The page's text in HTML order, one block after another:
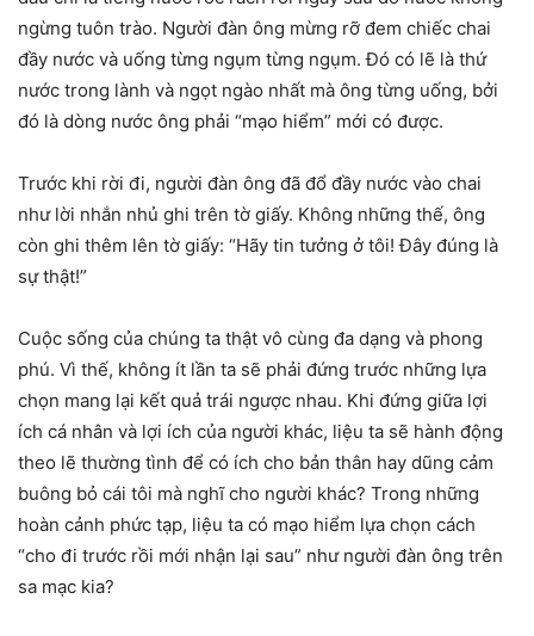
ngừng tuôn trào. Người đàn ông mừng rỡ đem chiếc chai
đầy nước và uống từng ngụm từng ngụm. Đó có lẽ là thứ
nước trong lành và ngọt ngào nhất mà ông từng uống, bởi
đó là dòng nước ông phải “mạo hiểm” mới có được.
Trước khi rời đi, người đàn ông đã đổ đầy nước vào chai
như lời nhắn nhủ ghi trên tờ giấy. Không những thế, ông
còn ghi thêm lên tờ giấy: “Hãy tin tưởng ở tôi! Đây đúng là
sự thật!”
Cuộc sống của chúng ta thật vô cùng đa dạng và phong
phú. Vì thế, không ít lần ta sẽ phải đứng trước những lựa
chọn mang lại kết quả trái ngược nhau. Khi đứng giữa lợi
ích cá nhân và lợi ích của người khác, liệu ta sẽ hành động
theo lẽ thường tình để có ích cho bản thân hay dũng cảm
buông bỏ cái tôi mà nghĩ cho người khác? Trong những
hoàn cảnh phức tạp, liệu ta có mạo hiểm lựa chọn cách
“cho đi trước rồi mới nhận lại sau” như người đàn ông trên
sa mạc kia?